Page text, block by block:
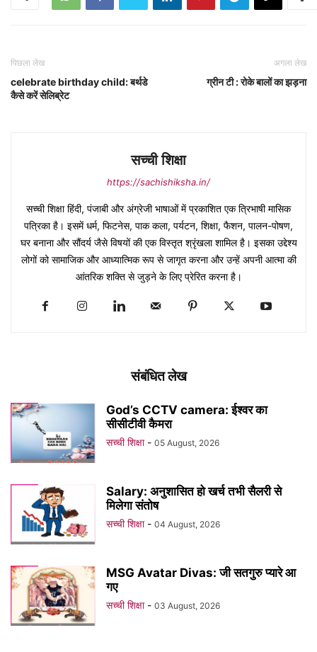
पिछला लेख
celebrate birthday child: बर्थडे
कैसे करें सेलिब्रेट
अगला लेख
ग्रीन टी : रोके बालों का झड़ना
सच्ची शिक्षा
https://sachishiksha.in/
सच्ची शिक्षा हिंदी, पंजाबी और अंग्रेजी भाषाओं में प्रकाशित एक त्रिभाषी मासिक
पत्रिका है। इसमें धर्म, फिटनेस, पाक कला, पर्यटन, शिक्षा, फैशन, पालन-पोषण,
घर बनाना और सौंदर्य जैसे विषयों की एक विस्तृत श्रृंखला शामिल है। इसका उद्देश्य
लोगों को सामाजिक और आध्यात्मिक रूप से जागृत करना और उन्हें अपनी आत्मा की
आंतरिक शक्ति से जुड़ने के लिए प्रेरित करना है।
संबंधित लेख
God’s CCTV camera: ईश्वर का
सीसीटीवी कैमरा
सच्ची शिक्षा - 05 August, 2026
Salary: अनुशासित हो खर्च तभी सैलरी से
मिलेगा संतोष
सच्ची शिक्षा - 04 August, 2026
MSG Avatar Divas: जी सतगुरु प्यारे आ
गए
सच्ची शिक्षा - 03 August, 2026